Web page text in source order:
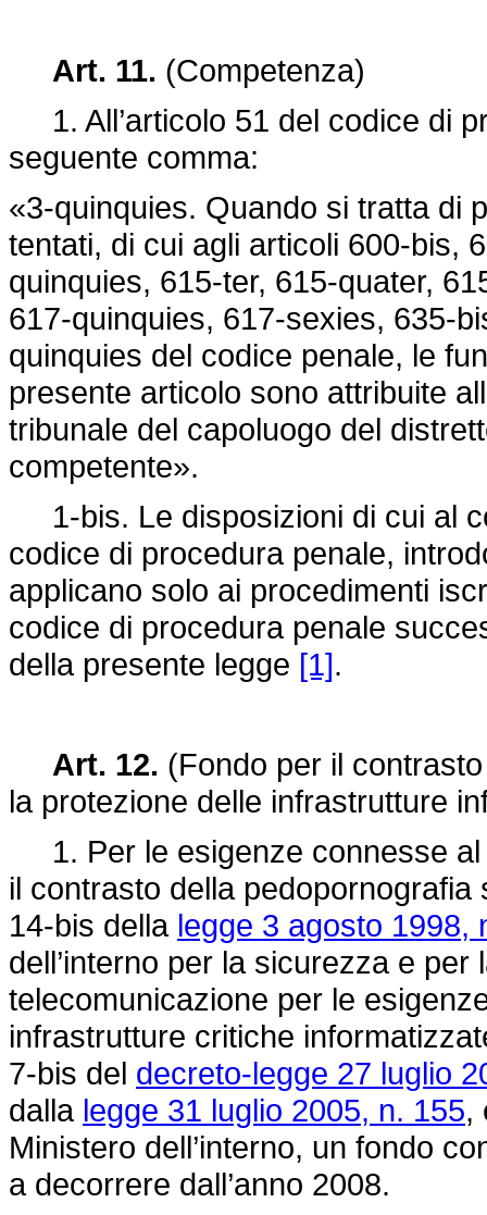
Art. 11. (Competenza)
1. All’articolo 51 del codice di
seguente comma:
«3-quinquies. Quando si tratta di
tentati, di cui agli articoli 600-bis,
quinquies, 615-ter, 615-quater,
617-quinquies, 617-sexies, 635-
quinquies del codice penale, le
presente articolo sono attribuite
tribunale del capoluogo del
competente».
1-bis. Le disposizioni di cui al
codice di procedura penale,
applicano solo ai procedimenti
codice di procedura penale
della presente legge [1].
Art. 12. (Fondo per il
la protezione delle infrastrutture
1. Per le esigenze connesse al
il contrasto della pedopornografia
14-bis della legge 3 agosto 1998,
dell’interno per la sicurezza e
telecomunicazione per le
infrastrutture critiche
7-bis del decreto-legge 27 luglio
dalla legge 31 luglio 2005, n. 155,
Ministero dell’interno, un fondo
a decorrere dall’anno 2008.